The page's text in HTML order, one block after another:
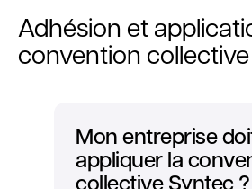
Adhésion et
convention collective
Mon entreprise
appliquer la
collective Syntec ?